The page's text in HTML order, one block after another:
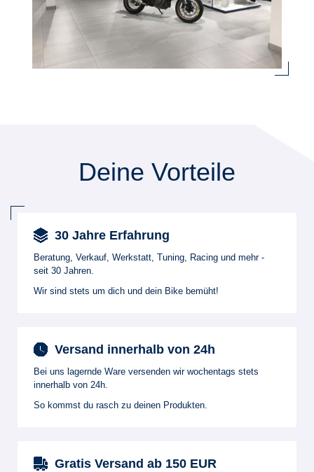
Deine Vorteile
30 Jahre Erfahrung
Beratung, Verkauf, Werkstatt, Tuning, Racing und mehr -
seit 30 Jahren.
Wir sind stets um dich und dein Bike bemüht!
Versand innerhalb von 24h
Bei uns lagernde Ware versenden wir wochentags stets
innerhalb von 24h.
So kommst du rasch zu deinen Produkten.
Gratis Versand ab 150 EUR